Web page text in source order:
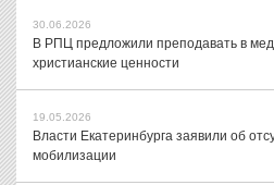
30.06.2026
В РПЦ предложили преподавать в
христианские ценности
19.05.2026
Власти Екатеринбурга заявили об
мобилизации